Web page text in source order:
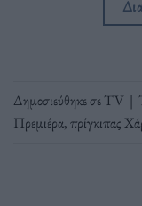
Δημοσιεύθηκε σεTV |
Πρεμιέρα,πρίγκιπας